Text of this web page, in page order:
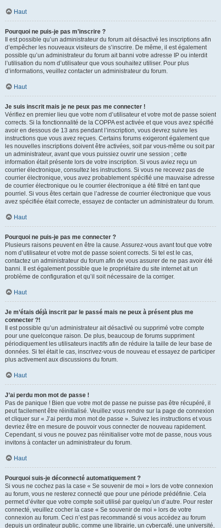
Haut
Pourquoi ne puis-je pas m’inscrire ?
Il est possible qu’un administrateur du forum ait désactivé les inscriptions afin
d’empêcher les nouveaux visiteurs de s’inscrire. De même, il est également
possible qu’un administrateur du forum ait banni votre adresse IP ou interdit
l’utilisation du nom d’utilisateur que vous souhaitez utiliser. Pour plus
d’informations, veuillez contacter un administrateur du forum.
Haut
Je suis inscrit mais je ne peux pas me connecter !
Vérifiez en premier lieu que votre nom d’utilisateur et votre mot de passe soient
corrects. Si la fonctionnalité de la COPPA est activée et que vous avez spécifié
avoir en dessous de 13 ans pendant l’inscription, vous devrez suivre les
instructions que vous avez reçues. Certains forums exigeront également que
les nouvelles inscriptions doivent être activées, soit par vous-même ou soit par
un administrateur, avant que vous puissiez ouvrir une session ; cette
information était présente lors de votre inscription. Si vous aviez reçu un
courrier électronique, consultez les instructions. Si vous ne recevez pas de
courrier électronique, vous avez probablement spécifié une mauvaise adresse
de courrier électronique ou le courrier électronique a été filtré en tant que
pourriel. Si vous êtes certain que l’adresse de courrier électronique que vous
avez spécifiée était correcte, essayez de contacter un administrateur du forum.
Haut
Pourquoi ne puis-je pas me connecter ?
Plusieurs raisons peuvent en être la cause. Assurez-vous avant tout que votre
nom d’utilisateur et votre mot de passe soient corrects. Si tel est le cas,
contactez un administrateur du forum afin de vous assurer de ne pas avoir été
banni. Il est également possible que le propriétaire du site internet ait un
problème de configuration et qu’il soit nécessaire de la corriger.
Haut
Je m’étais déjà inscrit par le passé mais ne peux à présent plus me
connecter ?!
Il est possible qu’un administrateur ait désactivé ou supprimé votre compte
pour une quelconque raison. De plus, beaucoup de forums suppriment
périodiquement les utilisateurs inactifs afin de réduire la taille de leur base de
données. Si tel était le cas, inscrivez-vous de nouveau et essayez de participer
plus activement aux discussions du forum.
Haut
J’ai perdu mon mot de passe !
Pas de panique ! Bien que votre mot de passe ne puisse pas être récupéré, il
peut facilement être réinitialisé. Veuillez vous rendre sur la page de connexion
et cliquer sur « J’ai perdu mon mot de passe ». Suivez les instructions et vous
devriez être en mesure de pouvoir vous connecter de nouveau rapidement.
Cependant, si vous ne pouvez pas réinitialiser votre mot de passe, nous vous
invitons à contacter un administrateur du forum.
Haut
Pourquoi suis-je déconnecté automatiquement ?
Si vous ne cochez pas la case « Se souvenir de moi » lors de votre connexion
au forum, vous ne resterez connecté que pour une période prédéfinie. Cela
permet d’éviter que votre compte soit utilisé par quelqu’un d’autre. Pour rester
connecté, veuillez cocher la case « Se souvenir de moi » lors de votre
connexion au forum. Ceci n’est pas recommandé si vous accédez au forum
depuis un ordinateur public, comme une librairie, un cybercafé, une université,